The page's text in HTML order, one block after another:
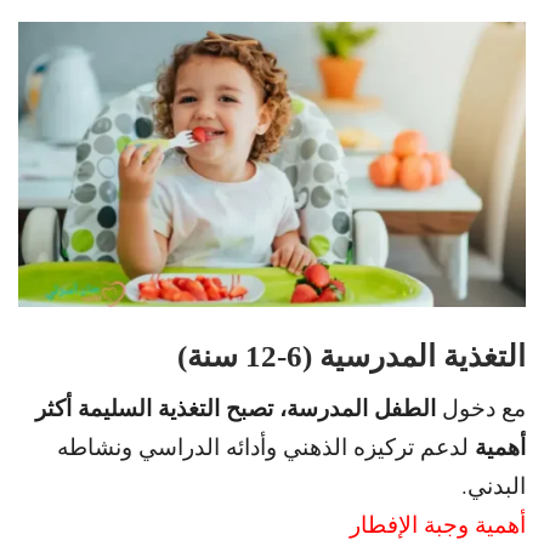
التغذية المدرسية (6-12 سنة)
مع دخول الطفل المدرسة، تصبح التغذية السليمة أكثر
أهمية لدعم تركيزه الذهني وأدائه الدراسي ونشاطه
البدني.
أهمية وجبة الإفطار